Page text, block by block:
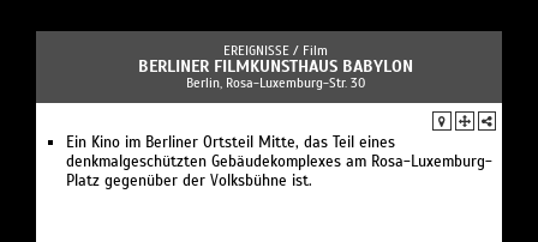
EREIGNISSE / Film
BERLINER FILMKUNSTHAUS BABYLON
Berlin, Rosa-Luxemburg-Str. 30
Ein Kino im Berliner Ortsteil Mitte, das Teil eines
denkmalgeschützten Gebäudekomplexes am Rosa-Luxemburg-
Platz gegenüber der Volksbühne ist.